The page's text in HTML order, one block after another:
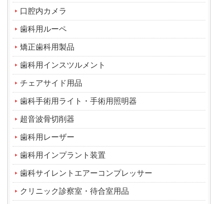
口腔内カメラ
歯科用ルーペ
矯正歯科用製品
歯科用インスツルメント
チェアサイド用品
歯科手術用ライト・手術用照明器
超音波骨切削器
歯科用レーザー
歯科用インプラント装置
歯科サイレントエアーコンプレッサー
クリニック診察室・待合室用品